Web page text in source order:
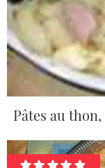
Pâtes au